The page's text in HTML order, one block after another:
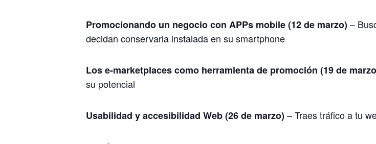
Promocionando un negocio con APPs mobile (12 de marzo)–
decidan conservarla instalada en su smartphone
Los e-marketplaces como herramienta de promoción (19 de
su potencial
Usabilidad y accesibilidad Web (26 de marzo)– Traes tráfico a tu